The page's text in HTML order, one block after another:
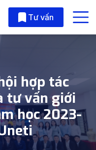
Tư vấn
hợp tác
tư vấn giới
học 2023-